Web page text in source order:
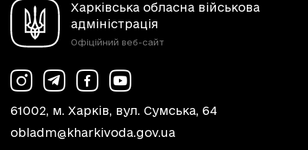
Харківська обласна військова
адміністрація
Офіційний веб-сайт
61002, м. Харків, вул. Сумська, 64
obladm@kharkivoda.gov.ua